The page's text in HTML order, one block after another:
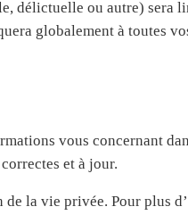
délictuelle ou autre) sera
globalement à toutes
vous concernant
et à jour.
la vie privée. Pour plus